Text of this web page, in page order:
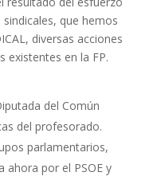
que hemos
diversas acciones
existentes en la FP.
del Común
del profesorado.
parlamentarios,
ahora por el PSOE y